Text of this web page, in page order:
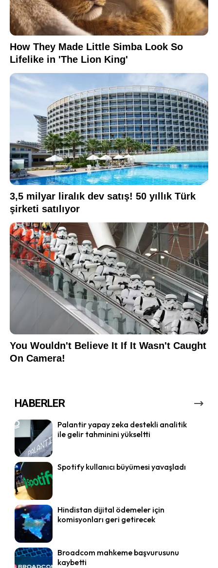
HABERLER
Palantir yapay zeka destekli analitik
ile gelir tahminini yükseltti
Spotify kullanıcı büyümesi yavaşladı
Hindistan dijital ödemeler için
komisyonları geri getirecek
Broadcom mahkeme başvurusunu
kaybetti